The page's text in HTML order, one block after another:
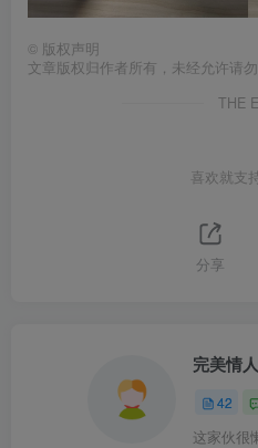
© 版权声明
文章版权归作者所有，未经允许请勿
THE
喜欢就支
分享
完美情人
42
这家伙很